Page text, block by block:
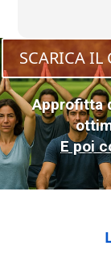
SCARICA IL
Approfitta
E poi